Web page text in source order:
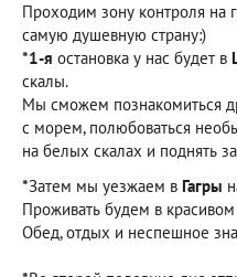
Проходим зону контроля на
самую душевную страну:)
*1-я остановка у нас будет в
скалы.
Мы сможем познакомиться
с морем, полюбоваться
на белых скалах и поднять
*Затем мы уезжаем в Гагры
Проживать будем в
Обед, отдых и неспешное